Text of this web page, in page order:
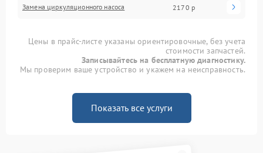
Замена циркуляционного насоса 2170 р
Цены в прайс-листе указаны ориентировочные, без учета
стоимости запчастей.
Записывайтесь на бесплатную диагностику.
Мы проверим ваше устройство и укажем на неисправность.
Показать все услуги